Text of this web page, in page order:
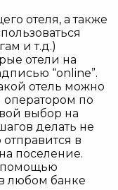
отеля, а также
и т.д.)
отели на
“online”.
отель можно
по
выбор на
делать не
в
поселение.
помощью
любом банке